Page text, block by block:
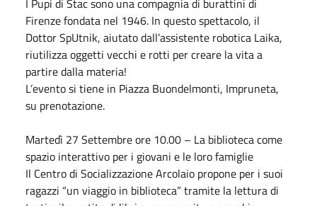
Firenze fondata nel 1946. In questo spettacolo, il
Dottor SpUtnik, aiutato dall’assistente robotica Laika,
riutilizza oggetti vecchi e rotti per creare la vita a
partire dalla materia!
L’evento si tiene in Piazza Buondelmonti, Impruneta,
su prenotazione.
Martedì 27 Settembreore 10.00 – La biblioteca come
spazio interattivo per i giovani e le loro famiglie
Il Centro di Socializzazione Arcolaio propone per i suoi
ragazzi “un viaggio in biblioteca” tramite la lettura di